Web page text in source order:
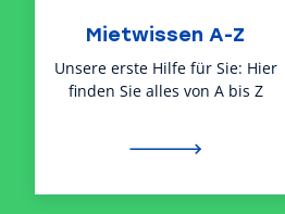
Mietwissen A-Z
Unsere erste Hilfe für Sie: Hier
finden Sie alles von A bis Z